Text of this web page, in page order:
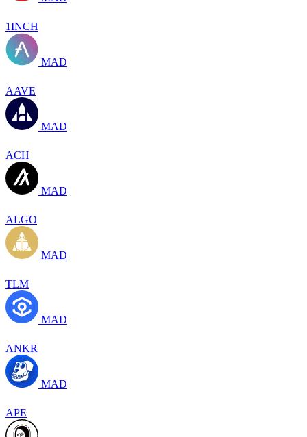
1INCH
MAD
AAVE
MAD
ACH
MAD
ALGO
MAD
TLM
MAD
ANKR
MAD
APE